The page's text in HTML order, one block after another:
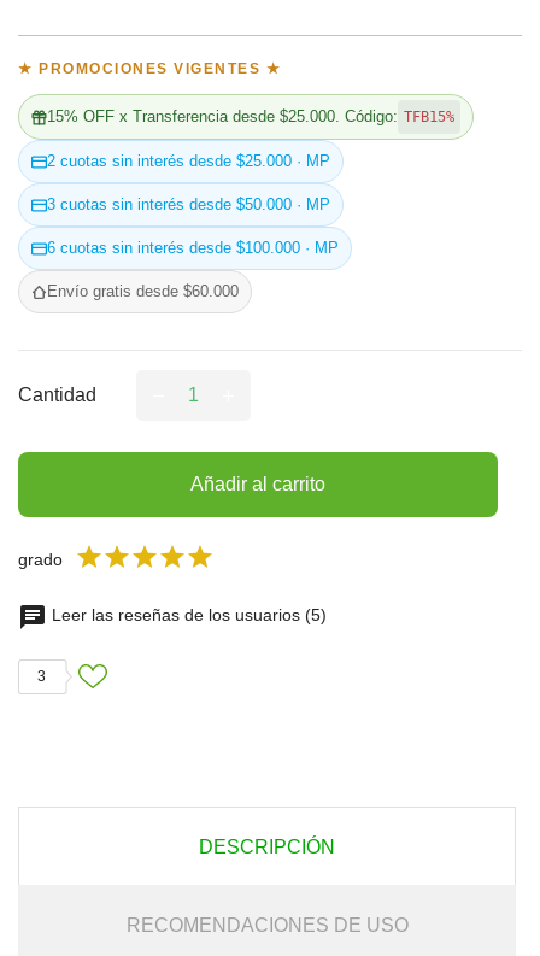
★ PROMOCIONES VIGENTES ★
15% OFF x Transferencia desde $25.000. Código: TFB15%
2 cuotas sin interés desde $25.000 · MP
3 cuotas sin interés desde $50.000 · MP
6 cuotas sin interés desde $100.000 · MP
Envío gratis desde $60.000
Cantidad
Añadir al carrito
grado
Leer las reseñas de los usuarios (5)
3
DESCRIPCIÓN
RECOMENDACIONES DE USO